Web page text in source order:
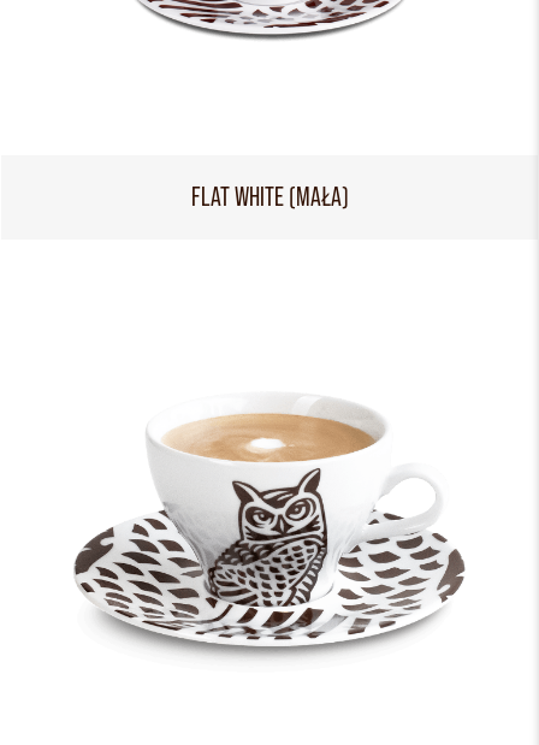
FLAT WHITE (MAŁA)